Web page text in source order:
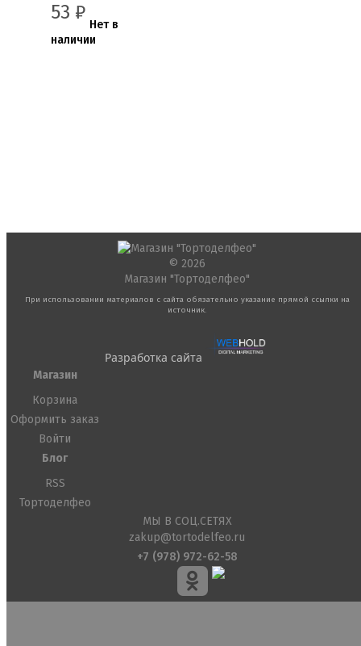
53 ₽
Нет в
наличии
© 2026
Магазин "Тортоделфео"
При использовании материалов с сайта обязательно указание прямой ссылки на
источник.
Разработка сайта
Магазин
Корзина
Оформить заказ
Войти
Блог
RSS
Тортоделфео
МЫ В СОЦ.СЕТЯХ
zakup@tortodelfeo.ru
+7 (978) 972-62-58